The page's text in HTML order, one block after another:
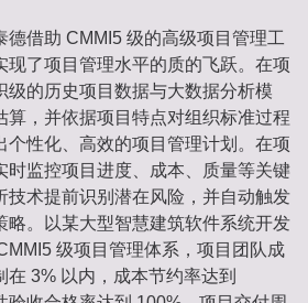
德借助 CMMI5 级的高级项目管理工
现了项目管理水平的质的飞跃。在项
级的历史项目数据与大数据分析模
算，并依据项目特点对组织标准过程
个性化、高效的项目管理计划。在项
时监控项目进度、成本、质量等关键
技术提前识别潜在风险，并自动触发
略。以某大型智慧建筑软件系统开发
级项目管理体系，项目团队成
3% 以内，成本节约率达到